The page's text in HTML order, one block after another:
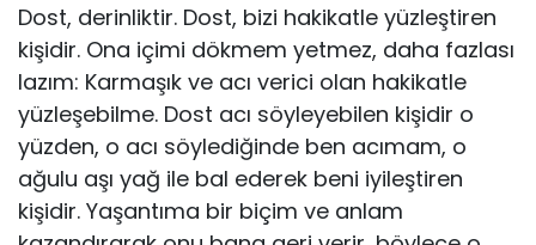
Dost, derinliktir. Dost, bizi hakikatle yüzleştiren
kişidir. Ona içimi dökmem yetmez, daha fazlası
lazım: Karmaşık ve acı verici olan hakikatle
yüzleşebilme. Dost acı söyleyebilen kişidir o
yüzden, o acı söylediğinde ben acımam, o
ağulu aşı yağ ile bal ederek beni iyileştiren
kişidir. Yaşantıma bir biçim ve anlam